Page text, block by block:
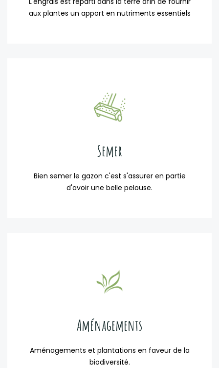
aux plantes un apport en nutriments essentiels
Semer
Bien semer le gazon c'est s'assurer en partie
d'avoir une belle pelouse.
Aménagements
Aménagements et plantations en faveur de la
biodiversité.